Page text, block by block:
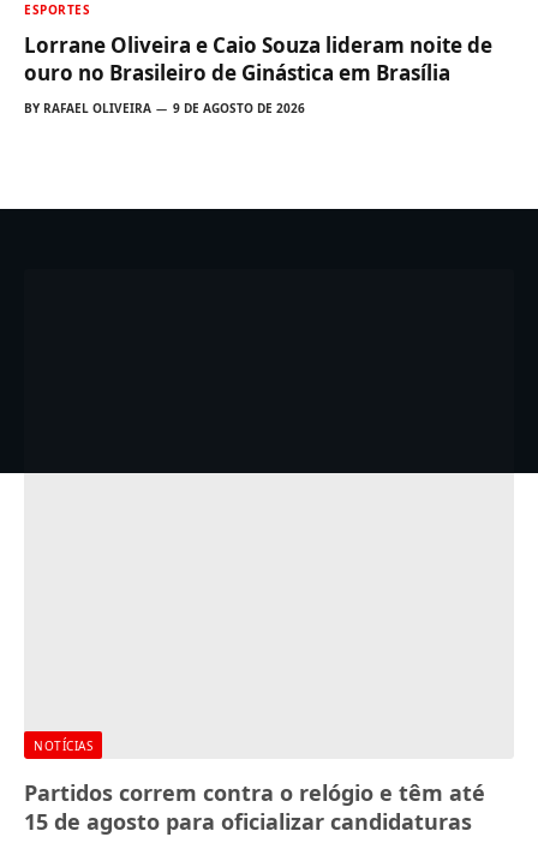
ESPORTES
Lorrane Oliveira e Caio Souza lideram noite de
ouro no Brasileiro de Ginástica em Brasília
BY RAFAEL OLIVEIRA 9 DE AGOSTO DE 2026
NOTÍCIAS
Partidos correm contra o relógio e têm até
15 de agosto para oficializar candidaturas